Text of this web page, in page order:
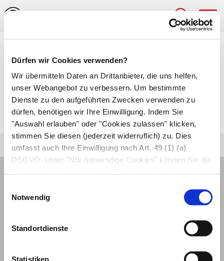
Dürfen wir Cookies verwenden?
Wir übermitteln Daten an Drittanbieter, die uns helfen,
unser Webangebot zu verbessern. Um bestimmte
Dienste zu den aufgeführten Zwecken verwenden zu
dürfen, benötigen wir Ihre Einwilligung. Indem Sie
"Auswahl erlauben" oder "Cookies zulassen" klicken,
stimmen Sie diesen (jederzeit widerruflich) zu. Dies
umfasst auch Ihre Einwilligung nach Art. 49 (1) (a)
DSGVO. Unter "Nur notwendige Cookies" können Sie die
Notwendig
Standortdienste
Statistiken
labil
Schwankend, instabil, schwer ins Gleichgewicht
zu bringen.